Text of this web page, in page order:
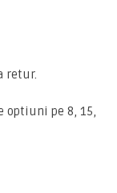
retur.
optiuni pe 8, 15,